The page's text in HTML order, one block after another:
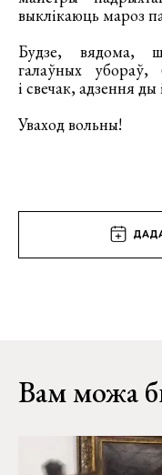
выклікаюць мароз
Будзе, вядома,
галаўных
і свечак, адзення
Уваход вольны!
Вам можа